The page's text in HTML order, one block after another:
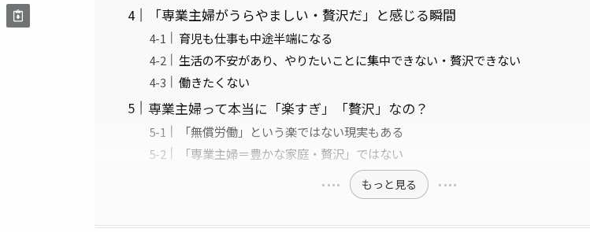
「専業主婦がうらやましい・贅沢だ」と感じる瞬間
育児も仕事も中途半端になる
生活の不安があり、やりたいことに集中できない・贅沢できない
働きたくない
専業主婦って本当に「楽すぎ」「贅沢」なの？
「無償労働」という楽ではない現実もある
「専業主婦＝豊かな家庭・贅沢」ではない
もっと見る